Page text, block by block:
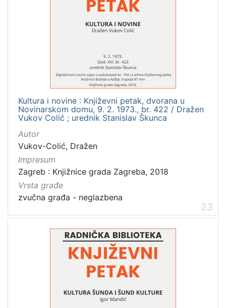
Kultura i novine : Književni petak, dvorana u
Novinarskom domu, 9. 2. 1973., br. 422 / Dražen
Vukov Colić ; urednik Stanislav Škunca
Autor
Vukov-Colić, Dražen
Impresum
Zagreb : Knjižnice grada Zagreba, 2018
Vrsta građe
zvučna građa - neglazbena
23